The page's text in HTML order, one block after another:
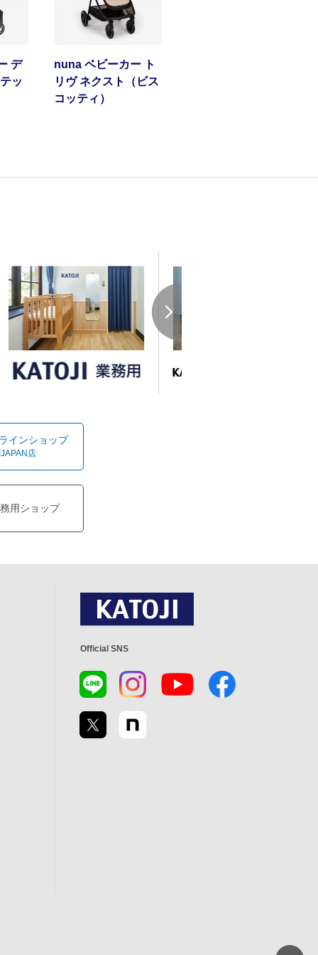
デ
ッ
nuna ベビーカー ト
リヴ ネクスト（ビス
コッティ）
インショップ
店
用ショップ
Official SNS